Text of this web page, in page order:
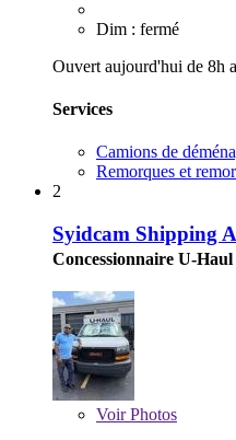
Dim : fermé
Ouvert aujourd'hui de 8h
Services
Camions de
Remorques et
2
Syidcam Shipping
Concessionnaire U-Haul
VoirPhotos